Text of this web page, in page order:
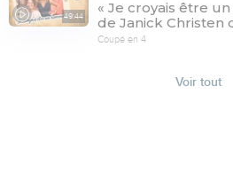
49:44
« Je croyais être
de Janick Christen
Coupé en 4
Voir tout